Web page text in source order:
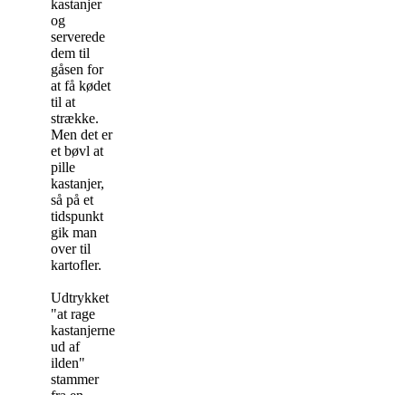
kastanjer
og
serverede
dem til
gåsen for
at få kødet
til at
strække.
Men det er
et bøvl at
pille
kastanjer,
så på et
tidspunkt
gik man
over til
kartofler.
Udtrykket
"at rage
kastanjerne
ud af
ilden"
stammer